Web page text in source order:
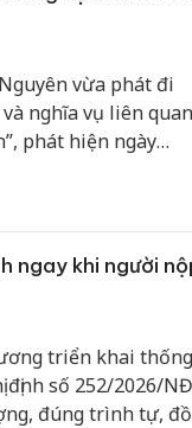
vừa phát đi
nghĩa vụ liên quan
phát hiện ngày
ngay khi người
triển khai thống
số 252/2026/
đúng trình tự,